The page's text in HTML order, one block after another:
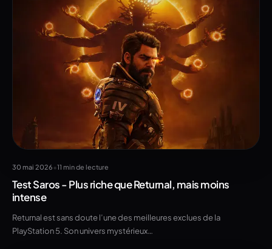
30 mai 2026 •11 min de lecture
Test Saros - Plus riche que Returnal, mais moins
intense
Returnal est sans doute l’une des meilleures exclues de la
PlayStation 5. Son univers mystérieux…